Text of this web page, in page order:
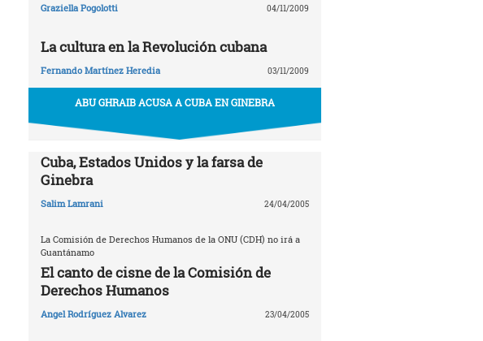
Graziella Pogolotti 04/11/2009
La cultura en la Revolución cubana
Fernando Martínez Heredia 03/11/2009
ABU GHRAIB ACUSA A CUBA EN GINEBRA
Cuba, Estados Unidos y la farsa de
Ginebra
Salim Lamrani 24/04/2005
La Comisión de Derechos Humanos de la ONU (CDH) no irá a
Guantánamo
El canto de cisne de la Comisión de
Derechos Humanos
Angel Rodríguez Alvarez 23/04/2005